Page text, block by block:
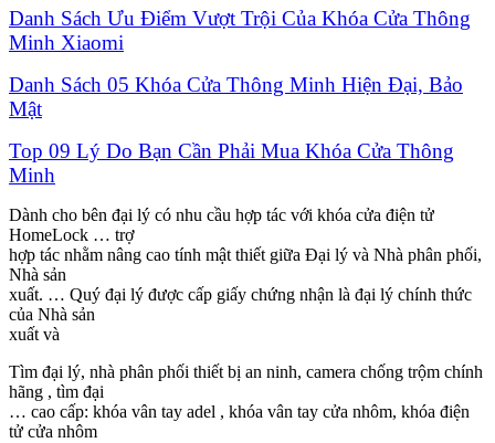
Danh Sách Ưu Điểm Vượt Trội Của Khóa Cửa Thông
Minh Xiaomi
Danh Sách 05 Khóa Cửa Thông Minh Hiện Đại, Bảo
Mật
Top 09 Lý Do Bạn Cần Phải Mua Khóa Cửa Thông
Minh
Dành cho bên đại lý có nhu cầu hợp tác với khóa cửa điện tử
HomeLock … trợ
hợp tác nhằm nâng cao tính mật thiết giữa Đại lý và Nhà phân phối,
Nhà sản
xuất. … Quý đại lý được cấp giấy chứng nhận là đại lý chính thức
của Nhà sản
xuất và
Tìm đại lý, nhà phân phối thiết bị an ninh, camera chống trộm chính
hãng , tìm đại
… cao cấp: khóa vân tay adel , khóa vân tay cửa nhôm, khóa điện
tử cửa nhôm